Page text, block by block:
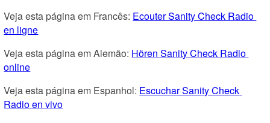
Veja esta página em Francês: Ecouter Sanity Check Radio
en ligne
Veja esta página em Alemão: Hören Sanity Check Radio
online
Veja esta página em Espanhol: Escuchar Sanity Check
Radio en vivo